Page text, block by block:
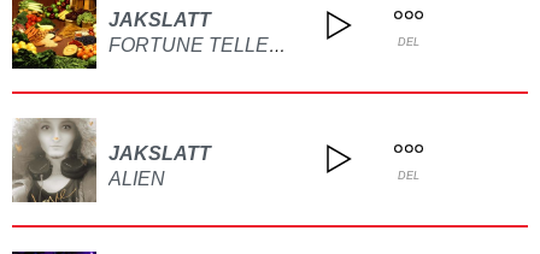
JAKSLATT
FORTUNE TELLER TENT DEL
JAKSLATT
ALIEN
DEL